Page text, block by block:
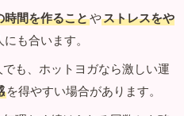
時間を作ることやストレスをや
も合います。
も、ホットヨガなら激しい運
を得やすい場合があります。